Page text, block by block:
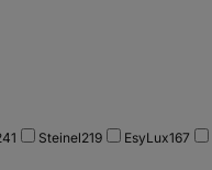
Steinel219 EsyLux167